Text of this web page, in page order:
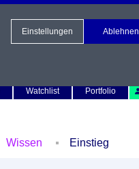
Watchlist Portfolio
Wissen Einstieg
Einstellungen Ablehnen